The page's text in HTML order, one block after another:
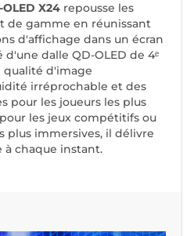
OLED X24 repousse les
de gamme en réunissant
d'affichage dans un écran
d'une dalle QD-OLED de 4ᵉ
qualité d'image
irréprochable et des
pour les joueurs les plus
les jeux compétitifs ou
plus immersives, il délivre
à chaque instant.